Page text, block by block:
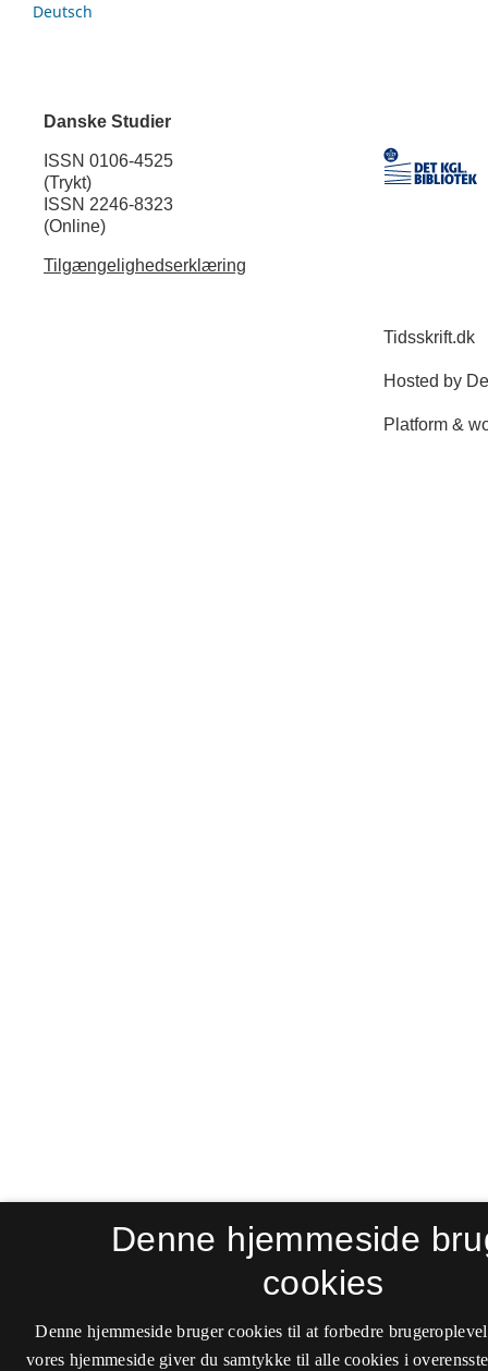
Deutsch
Danske Studier
ISSN 0106-4525
(Trykt)
ISSN 2246-8323
(Online)
Tilgængelighedserklæring
Denne hjemmeside
cookies
Denne hjemmeside bruger cookies til at forbedre
vores hjemmeside giver du samtykke til alle cookies i